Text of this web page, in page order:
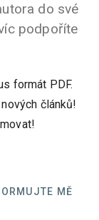
do své
podpoříte
formát PDF.
článků!
MĚ